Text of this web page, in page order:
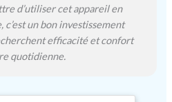
tactile ergonomique et
LCD】Pistolet de Massage
Musculaire L'appareil de
massage est très facile à
d’utiliser cet appareil en
c’est un bon investissement
efficacité et confort
quotidienne.